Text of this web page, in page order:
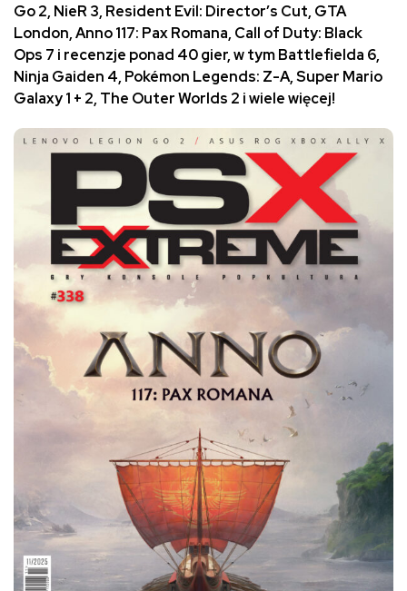
Go 2, NieR 3, Resident Evil: Director’s Cut, GTA
London, Anno 117: Pax Romana, Call of Duty: Black
Ops 7 i recenzje ponad 40 gier, w tym Battlefielda 6,
Ninja Gaiden 4, Pokémon Legends: Z-A, Super Mario
Galaxy 1 + 2, The Outer Worlds 2 i wiele więcej!